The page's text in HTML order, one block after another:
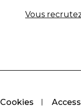
Vous
Cookies